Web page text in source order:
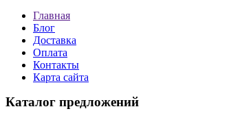
Главная
Блог
Доставка
Оплата
Контакты
Карта сайта
Каталог предложений